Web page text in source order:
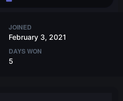
JOINED
February 3, 2021
DAYS WON
5